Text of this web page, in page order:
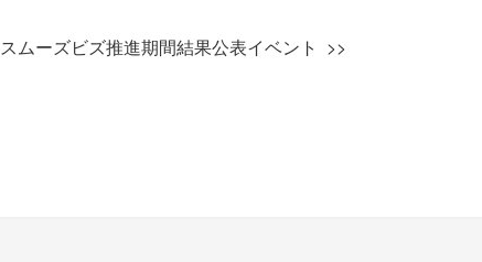
スムーズビズ推進期間結果公表イベント